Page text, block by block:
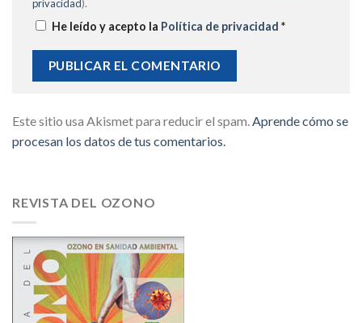
privacidad).
He leído y acepto la Política de privacidad *
Este sitio usa Akismet para reducir el spam.Aprende cómo se
procesan los datos de tus comentarios.
REVISTA DEL OZONO